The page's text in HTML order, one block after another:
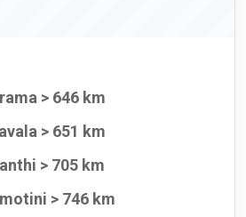
> 646 km
> 651 km
> 705 km
> 746 km